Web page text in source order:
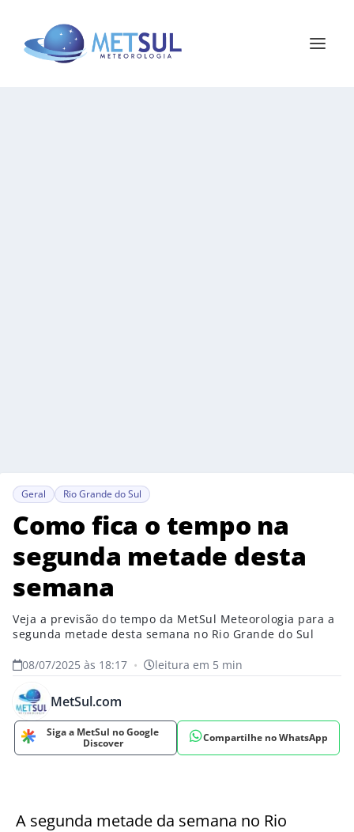
Geral Rio Grande do Sul
Como fica o tempo na
segunda metade desta
semana
Veja a previsão do tempo da MetSul Meteorologia para a
segunda metade desta semana no Rio Grande do Sul
08/07/2025 às 18:17 • leitura em 5 min
MetSul.com
Siga a MetSul no Google
Discover
Compartilhe no WhatsApp
A segunda metade da semana no Rio